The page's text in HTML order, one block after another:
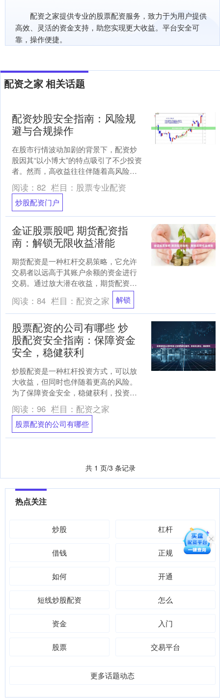
配资之家提供专业的股票配资服务，致力于为用户提供
高效、灵活的资金支持，助您实现更大收益。平台安全可
靠，操作便捷。
配资之家 相关话题
配资炒股安全指南：风险规
避与合规操作
在股市行情波动加剧的背景下，配资炒
股因其“以小博大”的特点吸引了不少投资
者。然而，高收益往往伴随着高风险。
本文将系统梳理配资炒股的安全要点，
帮助投资者在合规框架....
阅读： 82 栏目： 股票专业配资
炒股配资门户
金证股票股吧 期货配资指
南：解锁无限收益潜能
期货配资是一种杠杆交易策略，它允许
交易者以远高于其账户余额的资金进行
交易。通过放大潜在收益，期货配资可
以为交易者提供巨大的利润机会。 对于
普通投资者而言，谨慎参....
阅读： 84 栏目： 配资之家 解锁
股票配资的公司有哪些 炒
股配资安全指南：保障资金
安全，稳健获利
炒股配资是一种杠杆投资方式，可以放
大收益，但同时也伴随着更高的风险。
为了保障资金安全，稳健获利，投资者
需要遵循以下安全指南： 股天下配资拥
有完善的风控体系，严格....
阅读： 96 栏目： 配资之家
股票配资的公司有哪些
共 1 页/3 条记录
热点关注
炒股 杠杆
借钱 正规
如何 开通
短线炒股配资 怎么
资金 入门
股票 交易平台
更多话题动态